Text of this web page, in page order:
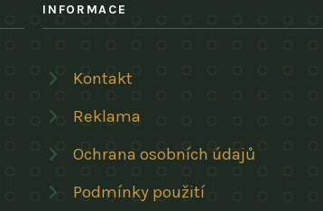
INFORMACE
Kontakt
Reklama
Ochrana osobních údajů
Podmínky použití